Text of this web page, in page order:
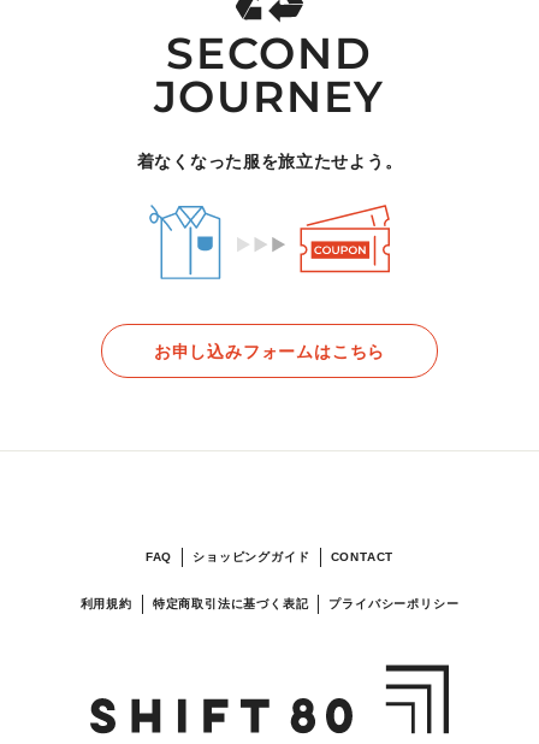
SECOND
JOURNEY
着なくなった服を旅立たせよう。
お申し込みフォームはこちら
FAQ ショッピングガイド CONTACT
利用規約 特定商取引法に基づく表記 プライバシーポリシー